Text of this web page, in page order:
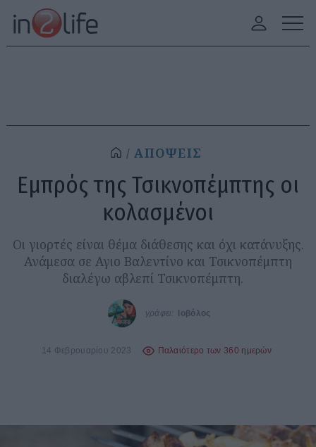
ΑΠΟΨΕΙΣ
Εμπρός της Τσικνοπέμπτης οι
κολασμένοι
Οι γιορτές είναι θέμα διάθεσης και όχι κατάνυξης.
Ανάμεσα σε Αγιο Βαλεντίνο και Τσικνοπέμπτη
διαλέγω αβλεπί Τσικνοπέμπτη.
γράφει: Ιοβόλος
14 Φεβρουαρίου 2023 Παλαιότερο των 360 ημερών